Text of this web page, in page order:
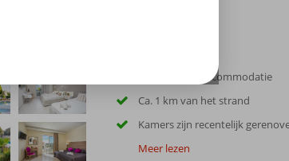
Kleinschalige accommodatie
Ca. 1 km van het strand
Kamers zijn recentelijk
Meer lezen